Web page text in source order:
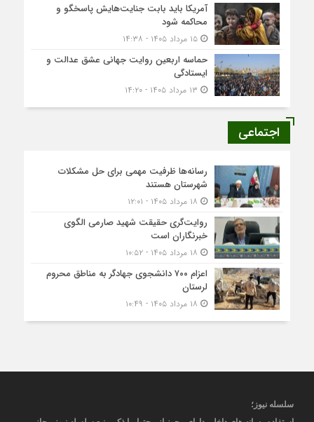
آمریکا باید بابت جنایت‌هایش پاسخگو و
محاکمه شود
۱۵ مرداد ۱۴۰۵ - ۱۴:۳۸
حماسه اربعین روایت جهانی عشق عدالت و
ایستادگی
اجتماعی
رسانه‌ها ظرفیت مهمی برای حل مشکلات
شهرستان هستند
روایت‌گری حقیقت شهید صارمی الگوی
خبرنگاران است
اعزام ۷۰۰ دانشجوی جهادگر به مناطق محروم
لرستان
سلسله نیوز؛